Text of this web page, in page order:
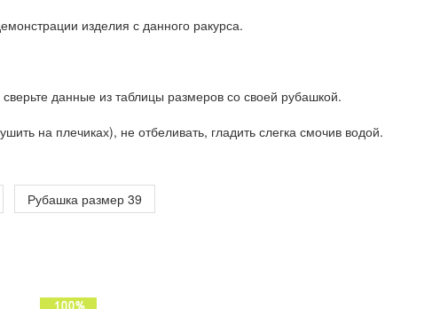
изделия с данного ракурса.
данные из таблицы размеров со своей рубашкой.
на плечиках), не отбеливать, гладить слегка смочив водой.
Рубашка размер 39